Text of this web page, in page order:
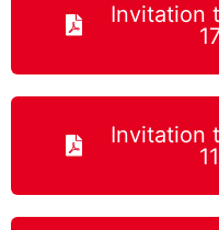
Invitation
Invitation